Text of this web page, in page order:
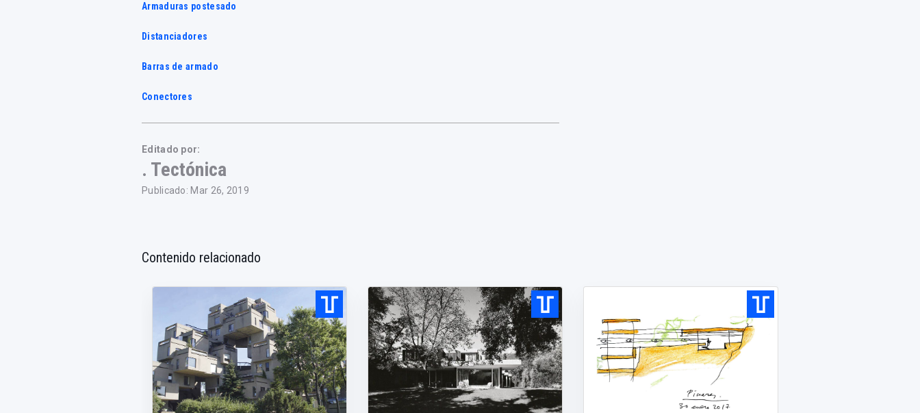
Armaduras postesado
Distanciadores
Barras de armado
Conectores
Editado por:
. Tectónica
Publicado: Mar 26, 2019
Contenido relacionado